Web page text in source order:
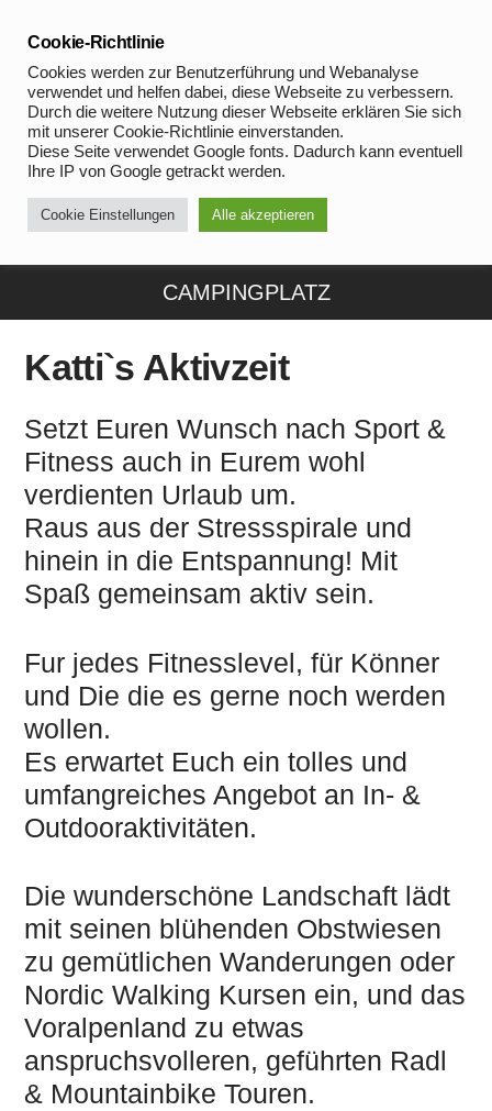
content
CAMPINGPLATZ
Katti`s Aktivzeit
Setzt Euren Wunsch nach Sport &
Fitness auch in Eurem wohl
verdienten Urlaub um.
Raus aus der Stressspirale und
hinein in die Entspannung! Mit
Spaß gemeinsam aktiv sein.
Fur jedes Fitnesslevel, für Könner
und Die die es gerne noch werden
wollen.
Es erwartet Euch ein tolles und
umfangreiches Angebot an In- &
Outdooraktivitäten.
Die wunderschöne Landschaft lädt
mit seinen blühenden Obstwiesen
zu gemütlichen Wanderungen oder
Nordic Walking Kursen ein, und das
Voralpenland zu etwas
anspruchsvolleren, geführten Radl
& Mountainbike Touren.
Cookie-Richtlinie
Cookies werden zur Benutzerführung und Webanalyse
verwendet und helfen dabei, diese Webseite zu verbessern.
Durch die weitere Nutzung dieser Webseite erklären Sie sich
mit unserer Cookie-Richtlinie einverstanden.
Diese Seite verwendet Google fonts. Dadurch kann eventuell
Ihre IP von Google getrackt werden.
Cookie Einstellungen Alle akzeptieren